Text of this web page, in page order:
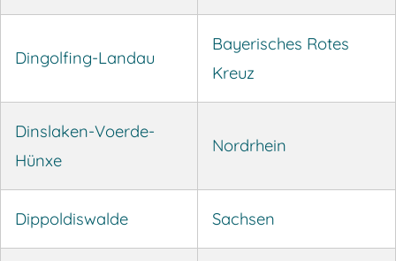
Dingolfing-Landau
Bayerisches Rotes
Kreuz
Dinslaken-Voerde-
Hünxe
Nordrhein
Dippoldiswalde Sachsen